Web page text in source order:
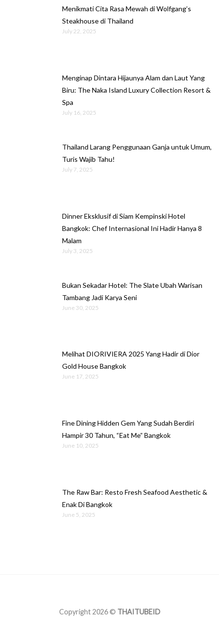
Menikmati Cita Rasa Mewah di Wolfgang’s
Steakhouse di Thailand
July 22, 2025
Menginap Dintara Hijaunya Alam dan Laut Yang
Biru: The Naka Island Luxury Collection Resort &
Spa
July 16, 2025
Thailand Larang Penggunaan Ganja untuk Umum,
Turis Wajib Tahu!
July 7, 2025
Dinner Eksklusif di Siam Kempinski Hotel
Bangkok: Chef Internasional Ini Hadir Hanya 8
Malam
July 3, 2025
Bukan Sekadar Hotel: The Slate Ubah Warisan
Tambang Jadi Karya Seni
June 30, 2025
Melihat DIORIVIERA 2025 Yang Hadir di Dior
Gold House Bangkok
June 17, 2025
Fine Dining Hidden Gem Yang Sudah Berdiri
Hampir 30 Tahun, “Eat Me” Bangkok
June 10, 2025
The Raw Bar: Resto Fresh Seafood Aesthetic &
Enak Di Bangkok
June 5, 2025
Copyright 2026 © THAITUBEID